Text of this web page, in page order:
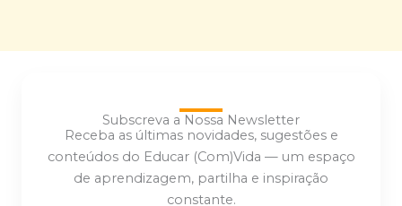
Subscreva a Nossa Newsletter
Receba as últimas novidades, sugestões e
conteúdos do Educar (Com)Vida — um espaço
de aprendizagem, partilha e inspiração
constante.